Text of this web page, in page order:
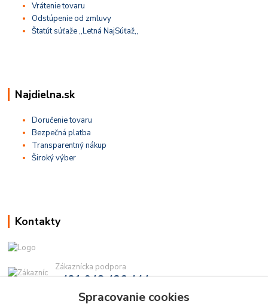
Vrátenie tovaru
Odstúpenie od zmluvy
Štatút súťaže ,,Letná NajSúťaž,,
Najdielna.sk
Doručenie tovaru
Bezpečná platba
Transparentný nákup
Široký výber
Kontakty
Zákaznícka podpora
+421 948 436 444
(Po-Pia, 9-16 hod.)
Spracovanie cookies